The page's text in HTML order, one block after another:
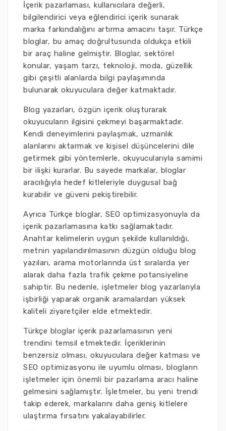
İçerik pazarlaması, kullanıcılara değerli,
bilgilendirici veya eğlendirici içerik sunarak
marka farkındalığını artırma amacını taşır. Türkçe
bloglar, bu amaç doğrultusunda oldukça etkili
bir araç haline gelmiştir. Bloglar, sektörel
konular, yaşam tarzı, teknoloji, moda, güzellik
gibi çeşitli alanlarda bilgi paylaşımında
bulunarak okuyuculara değer katmaktadır.
Blog yazarları, özgün içerik oluşturarak
okuyucuların ilgisini çekmeyi başarmaktadır.
Kendi deneyimlerini paylaşmak, uzmanlık
alanlarını aktarmak ve kişisel düşüncelerini dile
getirmek gibi yöntemlerle, okuyucularıyla samimi
bir ilişki kurarlar. Bu sayede markalar, bloglar
aracılığıyla hedef kitleleriyle duygusal bağ
kurabilir ve güveni pekiştirebilir.
Ayrıca Türkçe bloglar, SEO optimizasyonuyla da
içerik pazarlamasına katkı sağlamaktadır.
Anahtar kelimelerin uygun şekilde kullanıldığı,
metnin yapılandırılmasının düzgün olduğu blog
yazıları, arama motorlarında üst sıralarda yer
alarak daha fazla trafik çekme potansiyeline
sahiptir. Bu nedenle, işletmeler blog yazarlarıyla
işbirliği yaparak organik aramalardan yüksek
kaliteli ziyaretçiler elde etmektedir.
Türkçe bloglar içerik pazarlamasının yeni
trendini temsil etmektedir. İçeriklerinin
benzersiz olması, okuyuculara değer katması ve
SEO optimizasyonu ile uyumlu olması, blogların
işletmeler için önemli bir pazarlama aracı haline
gelmesini sağlamıştır. İşletmeler, bu yeni trendi
takip ederek, markalarını daha geniş kitlelere
ulaştırma fırsatını yakalayabilirler.